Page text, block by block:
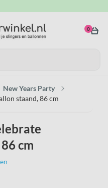
0
New Years Party
staand, 86 cm
cm